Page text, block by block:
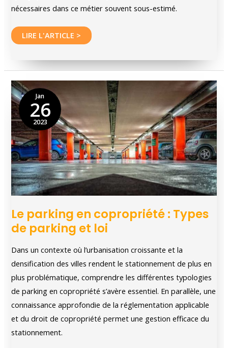
nécessaires dans ce métier souvent sous-estimé.
Le
du
d’immeuble
LIRE L'ARTICLE >
Jan
26
2023
Le parking en copropriété : Types
de parking et loi
Dans un contexte où l’urbanisation croissante et la
densification des villes rendent le stationnement de plus en
plus problématique, comprendre les différentes typologies
de parking en copropriété s’avère essentiel. En parallèle, une
connaissance approfondie de la réglementation applicable
et du droit de copropriété permet une gestion efficace du
stationnement.